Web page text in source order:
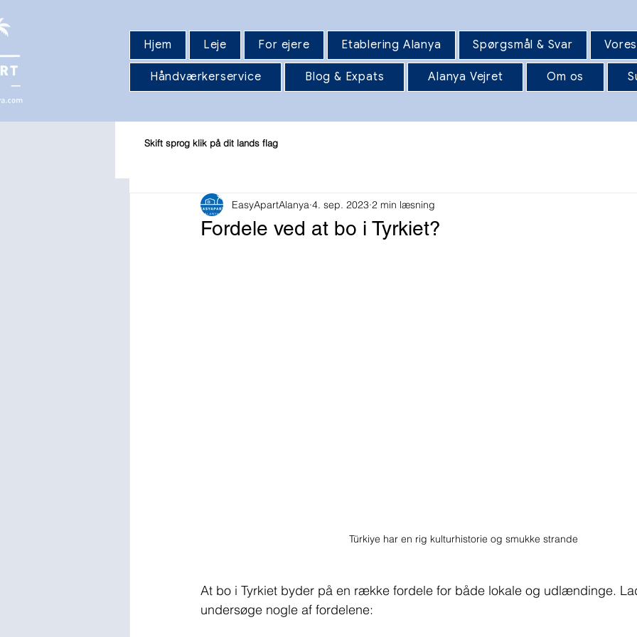
Hjem Leje For ejere Etablering Alanya Spørgsmål & Svar
Håndværkerservice Blog & Expats Alanya Vejret Om os
Fordele ved at bo i Tyrkiet?
EasyApartAlanya 4. sep. 2023 2 min læsning
Türkiye har en rig kulturhistorie og smukke strande
At bo i Tyrkiet byder på en række fordele for både lokale og udlændinge.
undersøge nogle af fordelene:
Skift sprog klik på dit lands flag